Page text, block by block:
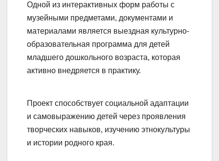
Одной из интерактивных форм работы с
музейными предметами, документами и
материалами является выездная культурно-
образовательная программа для детей
младшего дошкольного возраста, которая
активно внедряется в практику.
Проект способствует социальной адаптации
и самовыражению детей через проявления
творческих навыков, изучению этнокультуры
и истории родного края.